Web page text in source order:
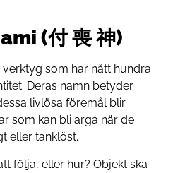
(付 喪 神)
verktyg som har nått hundra
Deras namn betyder
livlösa föremål blir
som kan bli arga när de
eller tanklöst.
följa, eller hur? Objekt ska